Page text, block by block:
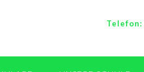
Telefon: